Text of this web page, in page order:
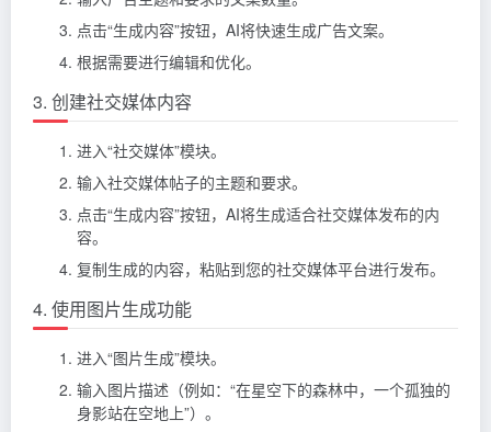
点击“生成内容”按钮，AI将快速生成广告文案。
根据需要进行编辑和优化。
3. 创建社交媒体内容
进入“社交媒体”模块。
输入社交媒体帖子的主题和要求。
点击“生成内容”按钮，AI将生成适合社交媒体发布的内
容。
复制生成的内容，粘贴到您的社交媒体平台进行发布。
4. 使用图片生成功能
进入“图片生成”模块。
输入图片描述（例如：“在星空下的森林中，一个孤独的
身影站在空地上”）。